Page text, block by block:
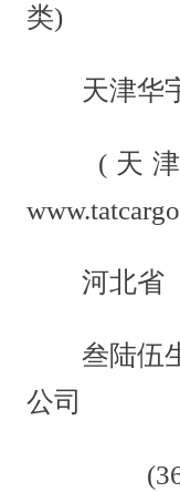
类)
天津华宇
(天津
河北省
叁陆伍生
公司